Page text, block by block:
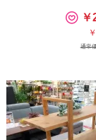
￥
通常